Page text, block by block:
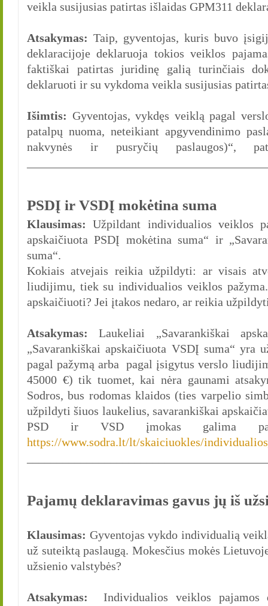
veikla susijusias patirtas išlaidas GPM311
Atsakymas: Taip, gyventojas, kuris buvo
deklaracijoje deklaruoja tokios veiklos
faktiškai patirtas juridinę galią turinčiais
deklaruoti ir su vykdoma veikla susijusias
Išimtis: Gyventojas, vykdęs veiklą pagal
patalpų nuoma, neteikiant apgyvendinimo
nakvynės ir pusryčių paslaugos)“,
PSDĮ ir VSDĮ mokėtina suma
Klausimas: Užpildant individualios veiklos
apskaičiuota PSDĮ mokėtina suma“ ir
suma“.
Kokiais atvejais reikia užpildyti: ar visais
liudijimu, tiek su individualios veiklos
apskaičiuoti? Jei įtakos nedaro, ar reikia
Atsakymas: Laukeliai „Savarankiškai
„Savarankiškai apskaičiuota VSDĮ suma“
pagal pažymą arba pagal įsigytus verslo
45000 €) tik tuomet, kai nėra gaunami
Sodros, bus rodomas klaidos (ties varpelio
užpildyti šiuos laukelius, savarankiškai
PSD ir VSD įmokas galima
https://www.sodra.lt/lt/skaiciuokles/
Pajamų deklaravimas gavus jų iš
Klausimas: Gyventojas vykdo individualią
už suteiktą paslaugą. Mokesčius mokės
užsienio valstybės?
Atsakymas: Individualios veiklos pajamos